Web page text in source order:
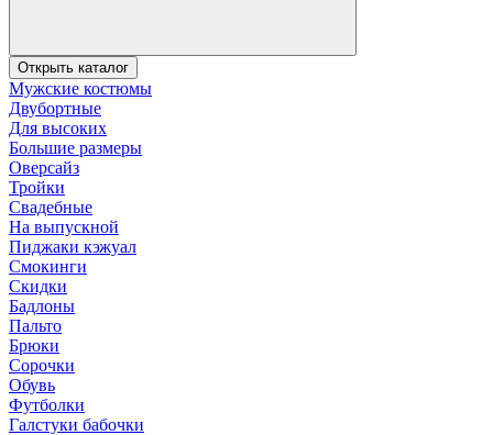
Открыть каталог
Мужские костюмы
Двубортные
Для высоких
Большие размеры
Оверсайз
Тройки
Свадебные
На выпускной
Пиджаки кэжуал
Смокинги
Скидки
Бадлоны
Пальто
Брюки
Сорочки
Обувь
Футболки
Галстуки бабочки